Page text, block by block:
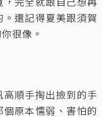
還記得夏美跟須賀
很像。
順手掏出撿到的手
原本懦弱、害怕的